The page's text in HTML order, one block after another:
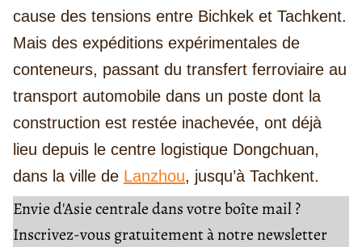
cause des tensions entre Bichkek et Tachkent.
Mais des expéditions expérimentales de
conteneurs, passant du transfert ferroviaire au
transport automobile dans un poste dont la
construction est restée inachevée, ont déjà
lieu depuis le centre logistique Dongchuan,
dans la ville de Lanzhou, jusqu’à Tachkent.
Envie d'Asie centrale dans votre boîte mail ?
Inscrivez-vous gratuitement à notre newsletter